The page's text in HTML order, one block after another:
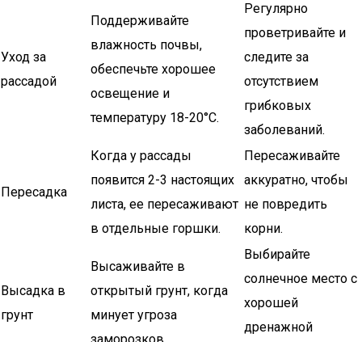
Уход за
рассадой
Поддерживайте
влажность почвы,
обеспечьте хорошее
освещение и
температуру 18-20°C.
Регулярно
проветривайте и
следите за
отсутствием
грибковых
заболеваний.
Пересадка
Когда у рассады
появится 2-3 настоящих
листа, ее пересаживают
в отдельные горшки.
Пересаживайте
аккуратно, чтобы
не повредить
корни.
Высадка в
грунт
Высаживайте в
открытый грунт, когда
минует угроза
Выбирайте
солнечное место с
хорошей
дренажной